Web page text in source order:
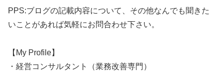
PPS:ブログの記載内容について、その他なんでも聞きた
いことがあれば気軽にお問合わせ下さい。
【My Profile】
・経営コンサルタント（業務改善専門）